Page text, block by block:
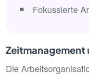
Fokussierte
Zeitmanagement
Die